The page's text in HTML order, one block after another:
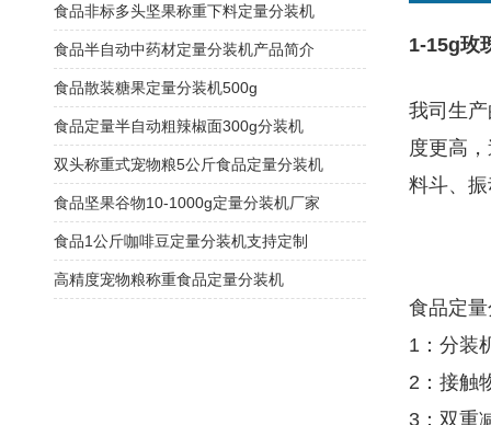
1-15g玫
我司生
度更高
料斗、
食品定
1：分装
2：接触
3：双重
食品非标多头坚果称重下料定量分装机
食品半自动中药材定量分装机产品简介
食品散装糖果定量分装机500g
食品定量半自动粗辣椒面300g分装机
双头称重式宠物粮5公斤食品定量分装机
食品坚果谷物10-1000g定量分装机厂家
食品1公斤咖啡豆定量分装机支持定制
高精度宠物粮称重食品定量分装机